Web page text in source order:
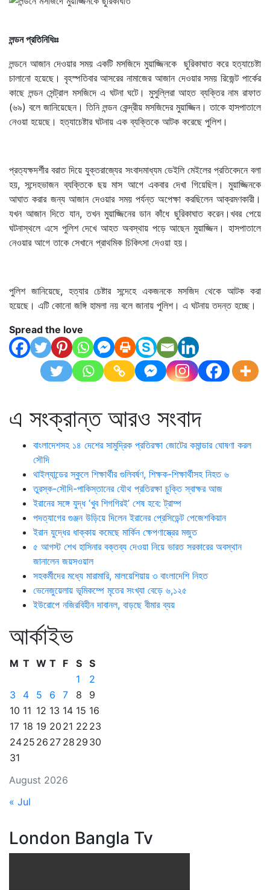
লন্ডন প্রতিনিধিঃঃ
লন্ডনে আজান দেওয়ার সময় একটি মসজিদে মুয়াজ্জিনকে ছুরিকাঘাত করে হত্যাচেষ্টা
চালানো হয়েছে। বৃহস্পতিবার আসরের নামাজের আজান দেওয়ার সময় রিজেন্ট পার্কের
কাছে লন্ডন সেন্ট্রাল মসজিদে এ ঘটনা ঘটে। মুসুল্লিরা আহত ব্যক্তির নাম রাফাত
(৬৯) বলে জানিয়েছেন। তিনি লন্ডন কেন্দ্রীয় মসজিদের মুয়াজ্জিন। তাকে হাসপাতালে
নেওয়া হয়েছে। হত্যাচেষ্টার ঘটনায় এক ব্যক্তিকে আটক করেছে পুলিশ।
প্রত্যক্ষদর্শীর বরাত দিয়ে যুক্তরাজ্যের সংবাদমাধ্যম ডেইলি মেইলের প্রতিবেদনে বলা
হয়, সন্দেহভাজন ব্যক্তিকে ছয় মাস আগে একবার দেখা গিয়েছিল। মুয়াজ্জিনকে
আঘাত করার জন্য আজান দেওয়ার সময় পর্যন্ত অপেক্ষা করছিলেন আক্রমণকারী।
যখন আজান দিতে যান, তখন মুয়াজ্জিনের ডান কাঁধে ছুরিকাঘাত করেন।খবর পেয়ে
ঘটনাস্থলে এসে পুলিশ দেখে আহত অবস্থায় পড়ে আছেন মুয়াজ্জিন। হাসপাতালে
নেওয়ার আগে তাকে সেখানে প্রাথমিক চিকিৎসা দেওয়া হয়।
পুলিশ জানিয়েছে, হত্যার চেষ্টার সন্দেহে একজনকে মসজিদ থেকে আটক করা
হয়েছে। এটি কোনো জঙ্গি হামলা নয় বলে জানায় পুলিশ। এ ঘটনায় তদন্ত হচ্ছে।
Spread the love
এ সংক্রান্ত আরও সংবাদ
বাংলাদেশসহ ১৪ দেশের সামুদ্রিক প্রতিরক্ষা জোটের কমান্ডার ঘোষণা করল
সৌদি
থাইল্যান্ডের স্কুলে শিক্ষার্থীর গুলিবর্ষণ, শিক্ষক-শিক্ষার্থীসহ নিহত ৬
তুরস্ক-সৌদি-পাকিস্তানের যৌথ প্রতিরক্ষা চুক্তি স্বাক্ষর আজ
ইরানের সঙ্গে যুদ্ধ ‘খুব শিগগিরই’ শেষ হবে: ট্রাম্প
পদত্যাগের গুঞ্জন উড়িয়ে দিলেন ইরানের প্রেসিডেন্ট পেজেশকিয়ান
ইরান যুদ্ধের ধাক্কায় কমেছে মার্কিন ক্ষেপণাস্ত্রের মজুত
৫ আগস্ট শেখ হাসিনার বক্তব্য দেওয়া নিয়ে ভারত সরকারের অবস্থান
জানালেন জয়সওয়াল
সহকর্মীদের মধ্যে মারামারি, মালয়েশিয়ায় ৩ বাংলাদেশি নিহত
ভেনেজুয়েলায় ভূমিকম্পে মৃতের সংখ্যা বেড়ে ৬,১২৫
ইউরোপে নজিরবিহীন দাবানল, বাড়ছে বীমার ব্যয়
আর্কাইভ
August 2026
M T W T F S S
1
2
3
4 5 6 7 8
9
10 11 12 13 14 15 16
17 18 19 20 21 22 23
2425 26 27 28 29 30
31
« Jul
London Bangla Tv